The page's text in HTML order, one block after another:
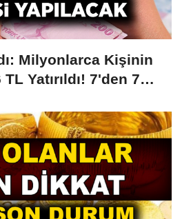
Milyonlarca Kişinin
Yatırıldı! 7'den 70'e
Kimliğiyle Giden